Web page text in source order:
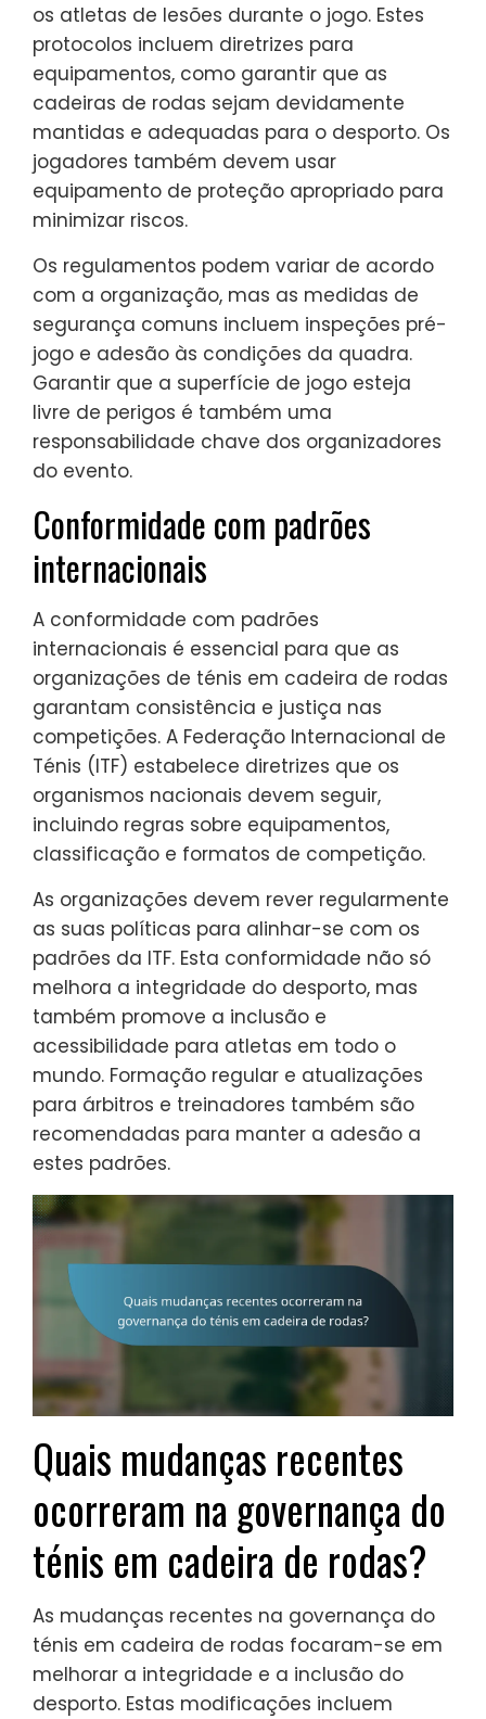
os atletas de lesões durante o jogo. Estes
protocolos incluem diretrizes para
equipamentos, como garantir que as
cadeiras de rodas sejam devidamente
mantidas e adequadas para o desporto. Os
jogadores também devem usar
equipamento de proteção apropriado para
minimizar riscos.
Os regulamentos podem variar de acordo
com a organização, mas as medidas de
segurança comuns incluem inspeções pré-
jogo e adesão às condições da quadra.
Garantir que a superfície de jogo esteja
livre de perigos é também uma
responsabilidade chave dos organizadores
do evento.
Conformidade com padrões
internacionais
A conformidade com padrões
internacionais é essencial para que as
organizações de ténis em cadeira de rodas
garantam consistência e justiça nas
competições. A Federação Internacional de
Ténis (ITF) estabelece diretrizes que os
organismos nacionais devem seguir,
incluindo regras sobre equipamentos,
classificação e formatos de competição.
As organizações devem rever regularmente
as suas políticas para alinhar-se com os
padrões da ITF. Esta conformidade não só
melhora a integridade do desporto, mas
também promove a inclusão e
acessibilidade para atletas em todo o
mundo. Formação regular e atualizações
para árbitros e treinadores também são
recomendadas para manter a adesão a
estes padrões.
Quais mudanças recentes
ocorreram na governança do
ténis em cadeira de rodas?
As mudanças recentes na governança do
ténis em cadeira de rodas focaram-se em
melhorar a integridade e a inclusão do
desporto. Estas modificações incluem